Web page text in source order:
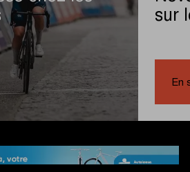
Pichon
chez
sur
En